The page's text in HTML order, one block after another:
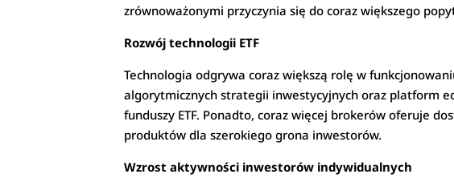
zrównoważonymi przyczynia się do coraz większego
Rozwój technologii ETF
Technologia odgrywa coraz większą rolę w
algorytmicznych strategii inwestycyjnych oraz platform
funduszy ETF. Ponadto, coraz więcej brokerów oferuje
produktów dla szerokiego grona inwestorów.
Wzrost aktywności inwestorów indywidualnych